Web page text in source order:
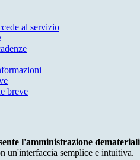
al servizio
breve
l'amministrazione
un'interfaccia semplice e intuitiva.